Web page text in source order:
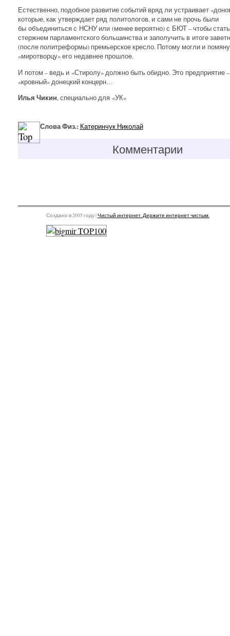
Естественно, подобное развитие событий вряд ли устраивает
которые, как утверждает ряд политологов, и сами не прочь были
бы объединиться с НСНУ или (менее вероятно) с БЮТ – чтобы стать
стержнем парламентского большинства и заполучить в итоге
(после политреформы) премьерское кресло. Потому могли и
«миротворцу» его недавнее прошлое.
И потом – ведь и «Стиролу» должно быть обидно. Это предприятие –
«кровный» донецкий концерн…
Илья Чикин, специально для «УК»
Слова Физ.: Катеринчук Николай
Комментарии
Создано в 2005 году |Чистый интернет. Держите интернет чистым.